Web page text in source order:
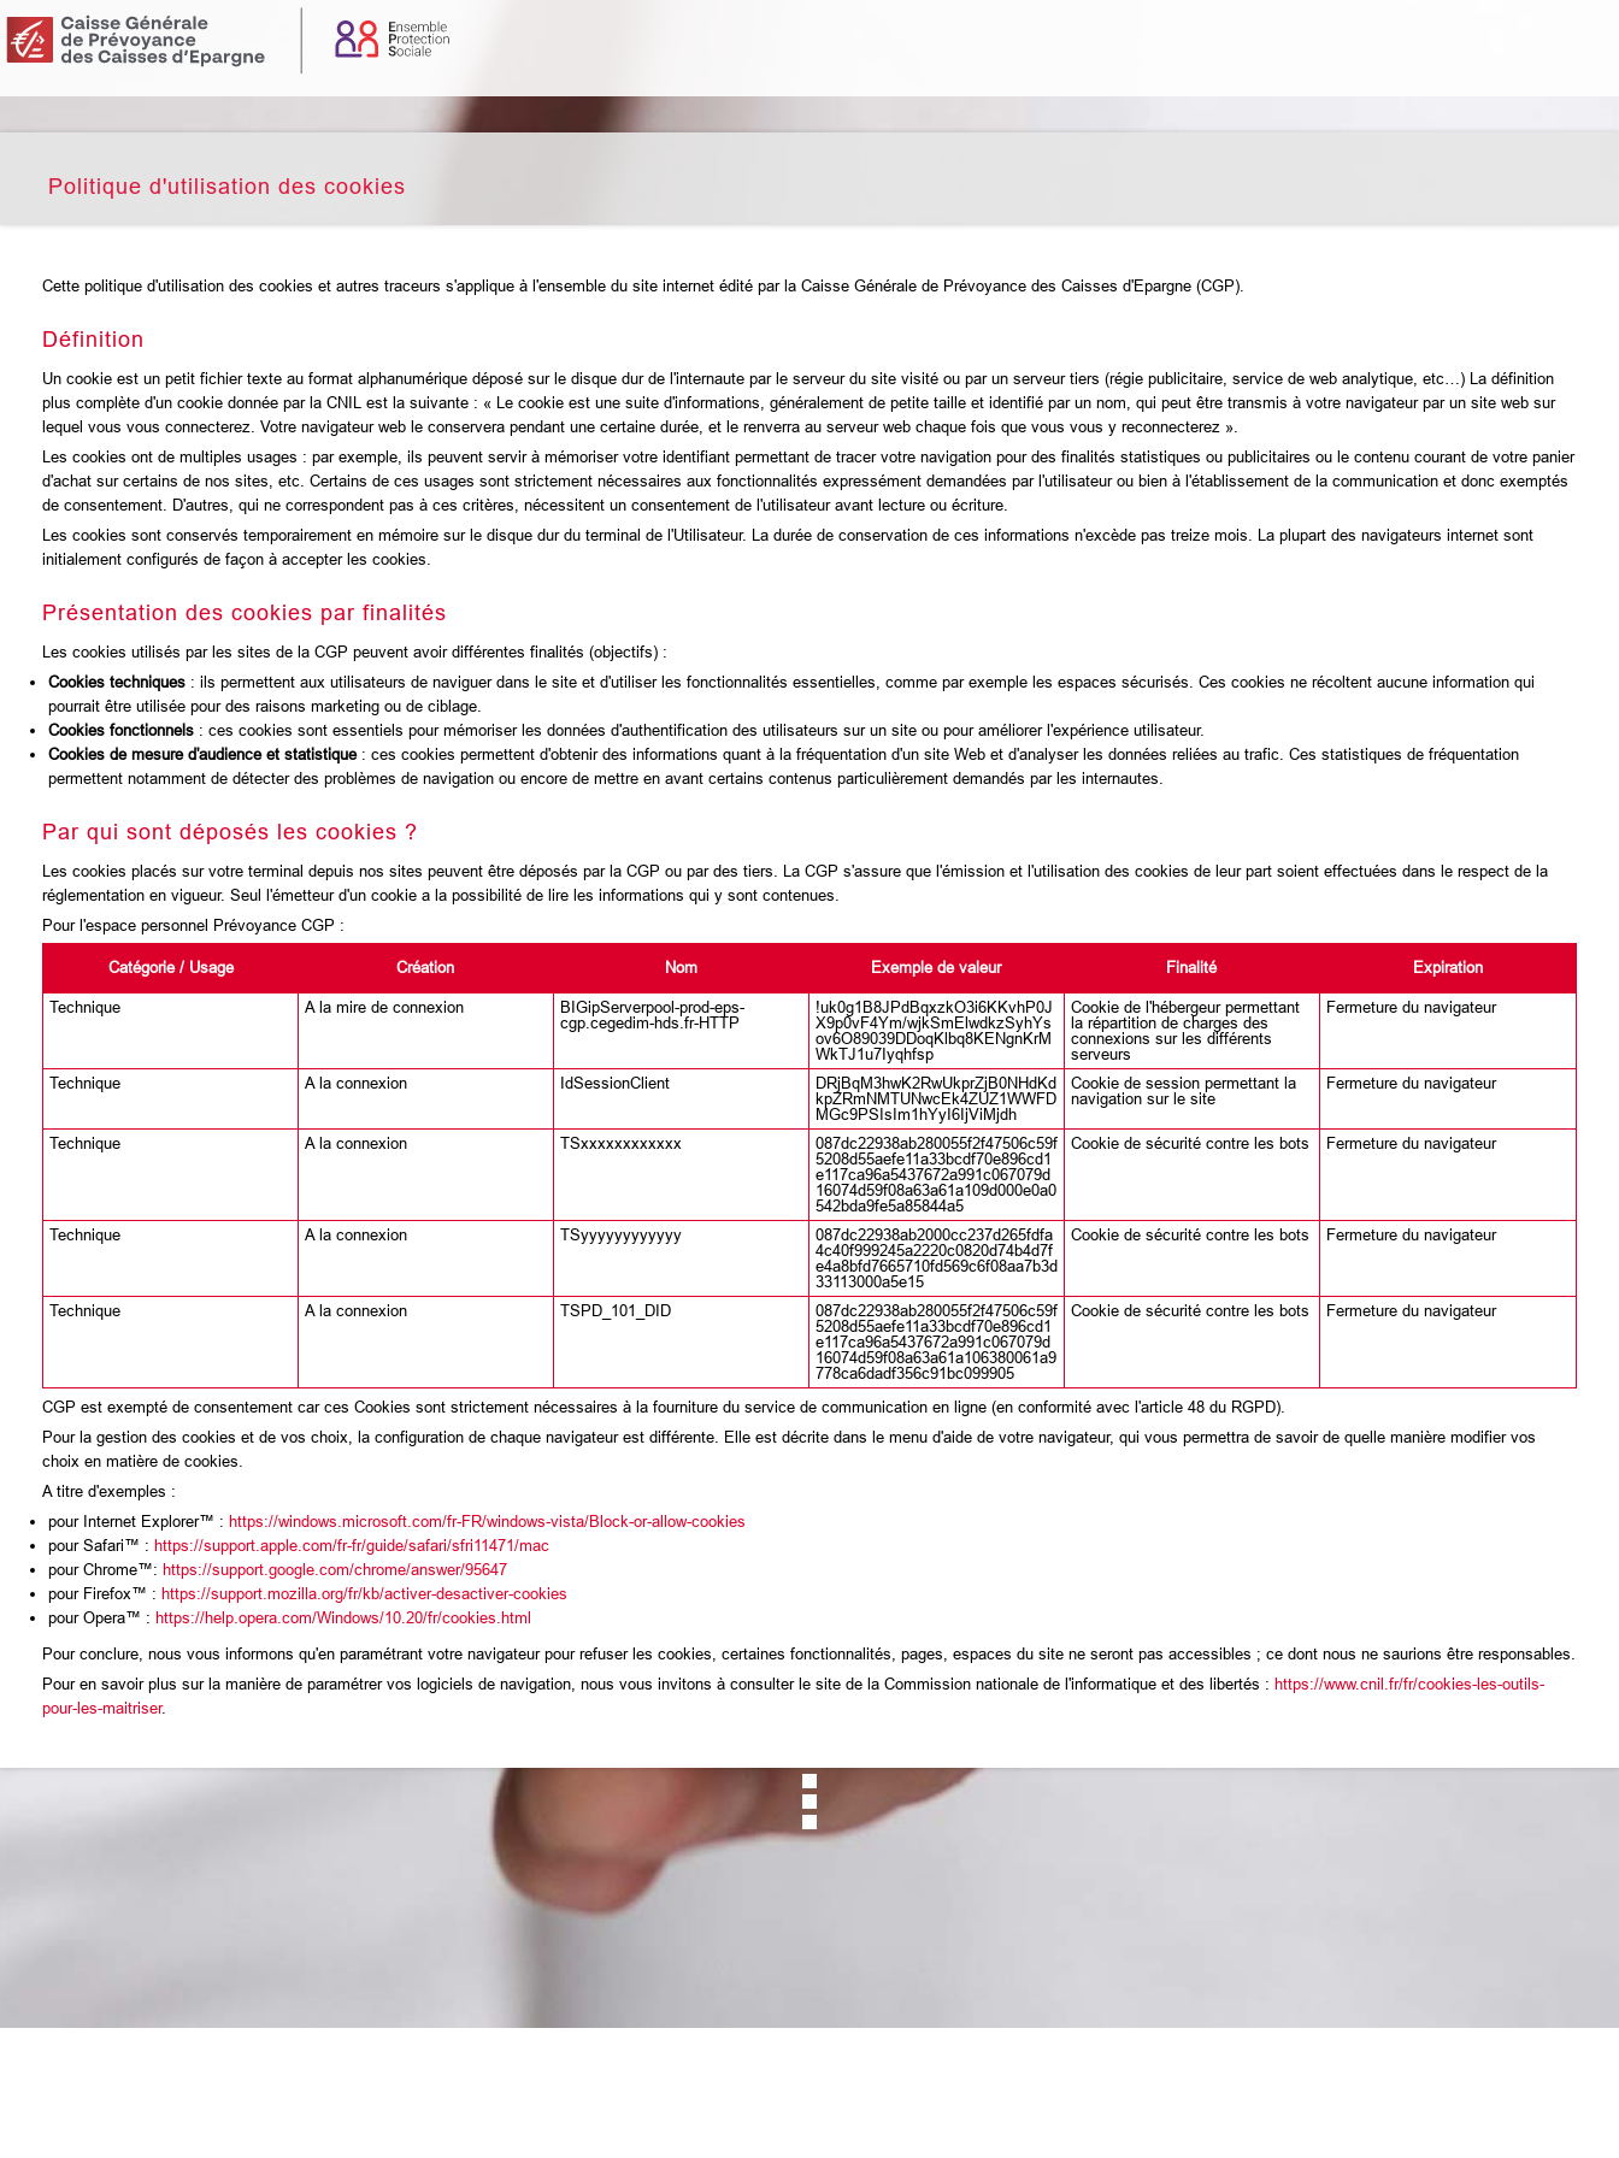
Politique d'utilisation des cookies
Cette politique d'utilisation des cookies et autres traceurs s'applique à l'ensemble du site internet édité par la Caisse Générale de Prévoyance des Caisses d'Epargne (CGP).
Définition
Un cookie est un petit fichier texte au format alphanumérique déposé sur le disque dur de l'internaute par le serveur du site visité ou par un serveur tiers (régie publicitaire, service de web analytique, etc…) La définition
plus complète d'un cookie donnée par la CNIL est la suivante : « Le cookie est une suite d'informations, généralement de petite taille et identifié par un nom, qui peut être transmis à votre navigateur par un site web sur
lequel vous vous connecterez. Votre navigateur web le conservera pendant une certaine durée, et le renverra au serveur web chaque fois que vous vous y reconnecterez ».
Les cookies ont de multiples usages : par exemple, ils peuvent servir à mémoriser votre identifiant permettant de tracer votre navigation pour des finalités statistiques ou publicitaires ou le contenu courant de votre panier
d'achat sur certains de nos sites, etc. Certains de ces usages sont strictement nécessaires aux fonctionnalités expressément demandées par l'utilisateur ou bien à l'établissement de la communication et donc exemptés
de consentement. D'autres, qui ne correspondent pas à ces critères, nécessitent un consentement de l'utilisateur avant lecture ou écriture.
Les cookies sont conservés temporairement en mémoire sur le disque dur du terminal de l'Utilisateur. La durée de conservation de ces informations n'excède pas treize mois. La plupart des navigateurs internet sont
initialement configurés de façon à accepter les cookies.
Présentation des cookies par finalités
Les cookies utilisés par les sites de la CGP peuvent avoir différentes finalités (objectifs) :
Cookies techniques : ils permettent aux utilisateurs de naviguer dans le site et d'utiliser les fonctionnalités essentielles, comme par exemple les espaces sécurisés. Ces cookies ne récoltent aucune information qui
pourrait être utilisée pour des raisons marketing ou de ciblage.
Cookies fonctionnels : ces cookies sont essentiels pour mémoriser les données d'authentification des utilisateurs sur un site ou pour améliorer l'expérience utilisateur.
Cookies de mesure d'audience et statistique: ces cookies permettent d'obtenir des informations quant à la fréquentation d'un site Web et d'analyser les données reliées au trafic. Ces statistiques de fréquentation
permettent notamment de détecter des problèmes de navigation ou encore de mettre en avant certains contenus particulièrement demandés par les internautes.
Par qui sont déposés les cookies ?
Les cookies placés sur votre terminal depuis nos sites peuvent être déposés par la CGP ou par des tiers. La CGP s'assure que l'émission et l'utilisation des cookies de leur part soient effectuées dans le respect de la
réglementation en vigueur. Seul l'émetteur d'un cookie a la possibilité de lire les informations qui y sont contenues.
Pour l'espace personnel Prévoyance CGP :
Catégorie / Usage Création Nom Exemple de valeur Finalité Expiration
Technique A la mire de connexion
BIGipServerpool-prod-eps-
cgp.cegedim-hds.fr-HTTP
!uk0g1B8JPdBqxzkO3i6KKvhP0J
X9p0vF4Ym/wjkSmElwdkzSyhYs
ov6O89039DDoqKlbq8KENgnKrM
WkTJ1u7Iyqhfsp
Cookie de l'hébergeur permettant
la répartition de charges des
connexions sur les différents
serveurs
Fermeture du navigateur
Technique A la connexion IdSessionClient
DRjBqM3hwK2RwUkprZjB0NHdKd
kpZRmNMTUNwcEk4ZUZ1WWFD
MGc9PSIsIm1hYyI6IjViMjdh
Cookie de session permettant la
navigation sur le site
Fermeture du navigateur
Technique A la connexion TSxxxxxxxxxxxx
087dc22938ab280055f2f47506c59f
5208d55aefe11a33bcdf70e896cd1
e117ca96a5437672a991c067079d
16074d59f08a63a61a109d000e0a0
542bda9fe5a85844a5
Cookie de sécurité contre les bots Fermeture du navigateur
Technique A la connexion TSyyyyyyyyyyyy
087dc22938ab2000cc237d265fdfa
4c40f999245a2220c0820d74b4d7f
e4a8bfd7665710fd569c6f08aa7b3d
33113000a5e15
Cookie de sécurité contre les bots Fermeture du navigateur
Technique A la connexion TSPD_101_DID
087dc22938ab280055f2f47506c59f
5208d55aefe11a33bcdf70e896cd1
e117ca96a5437672a991c067079d
16074d59f08a63a61a106380061a9
778ca6dadf356c91bc099905
Cookie de sécurité contre les bots Fermeture du navigateur
CGP est exempté de consentement car ces Cookies sont strictement nécessaires à la fourniture du service de communication en ligne (en conformité avec l'article 48 du RGPD).
Pour la gestion des cookies et de vos choix, la configuration de chaque navigateur est différente. Elle est décrite dans le menu d'aide de votre navigateur, qui vous permettra de savoir de quelle manière modifier vos
choix en matière de cookies.
A titre d'exemples :
pour Internet Explorer™ : https://windows.microsoft.com/fr-FR/windows-vista/Block-or-allow-cookies
pour Safari™ : https://support.apple.com/fr-fr/guide/safari/sfri11471/mac
pour Chrome™: https://support.google.com/chrome/answer/95647
pour Firefox™ : https://support.mozilla.org/fr/kb/activer-desactiver-cookies
pour Opera™ : https://help.opera.com/Windows/10.20/fr/cookies.html
Pour conclure, nous vous informons qu'en paramétrant votre navigateur pour refuser les cookies, certaines fonctionnalités, pages, espaces du site ne seront pas accessibles ; ce dont nous ne saurions être responsables.
Pour en savoir plus sur la manière de paramétrer vos logiciels de navigation, nous vous invitons à consulter le site de la Commission nationale de l'informatique et des libertés : https://www.cnil.fr/fr/cookies-les-outils-
pour-les-maitriser.